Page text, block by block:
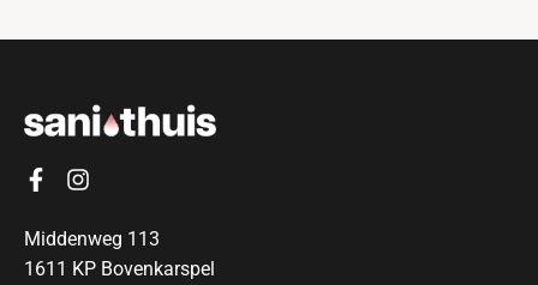
Middenweg 113
1611 KP Bovenkarspel